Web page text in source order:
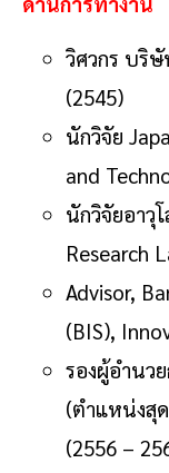
วิศวกร บริษั
(2545)
นักวิจัย
and
นักวิจัยอาวุ
Research
Advisor,
(BIS),
รองผู้อำนว
(ตำแหน่งสุ
(2556 –